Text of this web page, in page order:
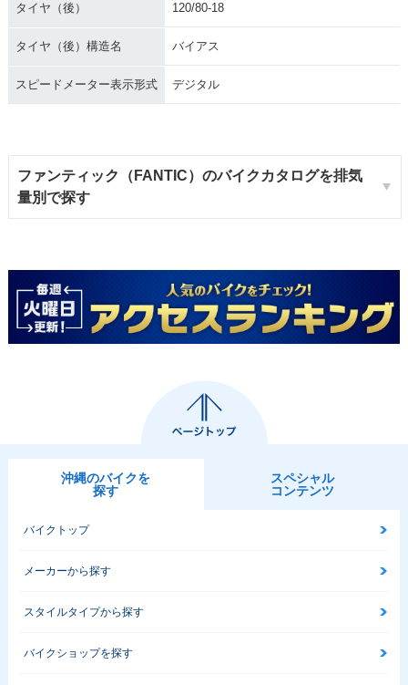
タイヤ（後） 120/80-18
タイヤ（後）構造名 バイアス
スピードメーター表示形式 デジタル
ファンティック（FANTIC）のバイクカタログを排気
量別で探す
沖縄のバイクを
探す
スペシャル
コンテンツ
バイクトップ
メーカーから探す
スタイルタイプから探す
バイクショップを探す